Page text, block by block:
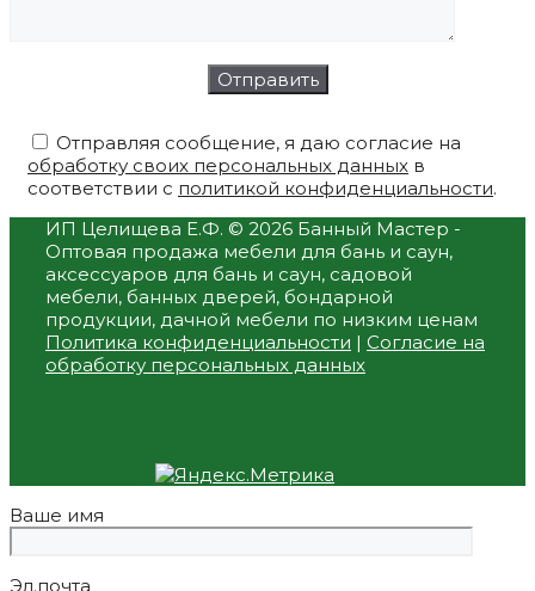
Отправляя сообщение, я даю согласие на
обработку своих персональных данных в
соответствии с политикой конфиденциальности.
ИП Целищева Е.Ф. © 2026 Банный Мастер -
Оптовая продажа мебели для бань и саун,
аксессуаров для бань и саун, садовой
мебели, банных дверей, бондарной
продукции, дачной мебели по низким ценам
Политика конфиденциальности | Согласие на
обработку персональных данных
Ваше имя
Эл.почта